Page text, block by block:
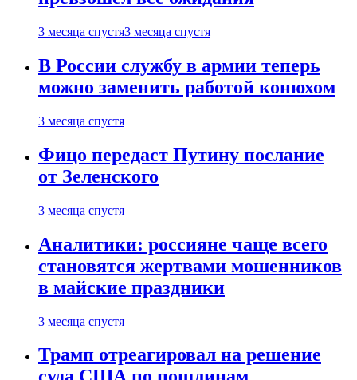
3 месяца спустя3 месяца спустя
В России службу в армии теперь
можно заменить работой конюхом
3 месяца спустя
Фицо передаст Путину послание
от Зеленского
3 месяца спустя
Аналитики: россияне чаще всего
становятся жертвами мошенников
в майские праздники
3 месяца спустя
Трамп отреагировал на решение